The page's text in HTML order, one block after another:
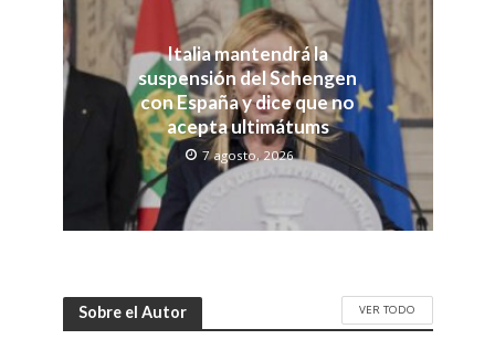
Italia mantendrá la
suspensión del Schengen
con España y dice que no
acepta ultimátums
7 agosto, 2026
Sobre el Autor VER TODO